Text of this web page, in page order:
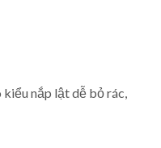
nắp lật dễ bỏ rác,